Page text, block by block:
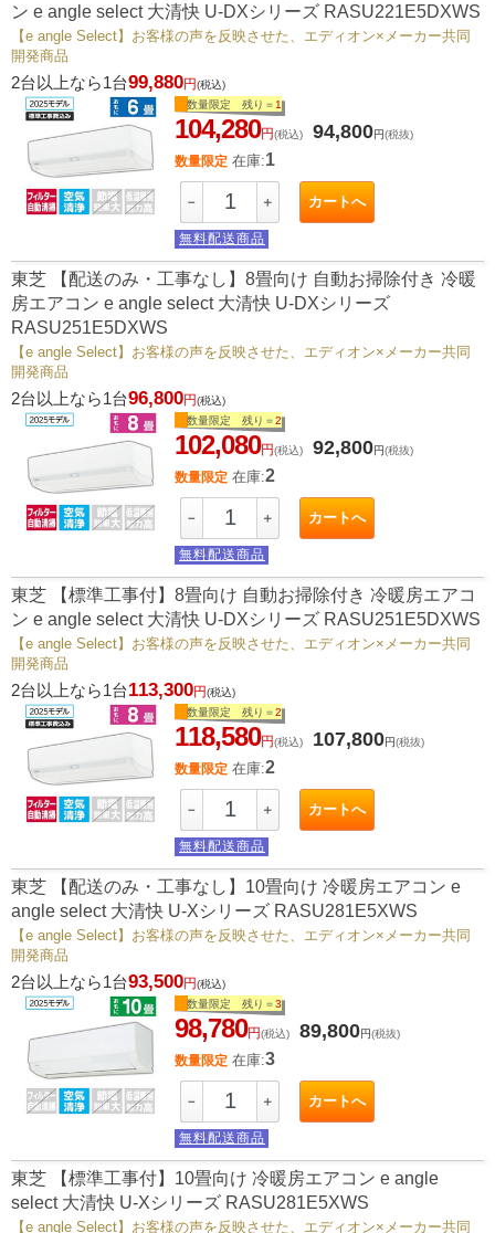
ン e angle select 大清快 U-DXシリーズ RASU221E5DXWS
【e angle Select】お客様の声を反映させた、エディオン×メーカー共同
開発商品
2台以上なら1台99,880円(税込)
数量限定 残り＝ 1
104,280円(税込) 94,800円(税抜)
数量限定 在庫:1
－ ＋ カートへ
無料配送商品
東芝 【配送のみ・工事なし】8畳向け 自動お掃除付き 冷暖
房エアコン e angle select 大清快 U-DXシリーズ
RASU251E5DXWS
【e angle Select】お客様の声を反映させた、エディオン×メーカー共同
開発商品
2台以上なら1台96,800円(税込)
数量限定 残り＝2
102,080円(税込) 92,800円(税抜)
数量限定 在庫:2
－ ＋ カートへ
無料配送商品
東芝 【標準工事付】8畳向け 自動お掃除付き 冷暖房エアコ
ン e angle select 大清快 U-DXシリーズ RASU251E5DXWS
【e angle Select】お客様の声を反映させた、エディオン×メーカー共同
開発商品
2台以上なら1台113,300円(税込)
数量限定 残り＝2
118,580円(税込) 107,800円(税抜)
数量限定 在庫:2
－ ＋ カートへ
無料配送商品
東芝 【配送のみ・工事なし】10畳向け 冷暖房エアコン e
angle select 大清快 U-Xシリーズ RASU281E5XWS
【e angle Select】お客様の声を反映させた、エディオン×メーカー共同
開発商品
2台以上なら1台93,500円(税込)
数量限定 残り＝3
98,780円(税込) 89,800円(税抜)
数量限定 在庫:3
－ ＋ カートへ
無料配送商品
東芝 【標準工事付】10畳向け 冷暖房エアコン e angle
select 大清快 U-Xシリーズ RASU281E5XWS
【e angle Select】お客様の声を反映させた、エディオン×メーカー共同